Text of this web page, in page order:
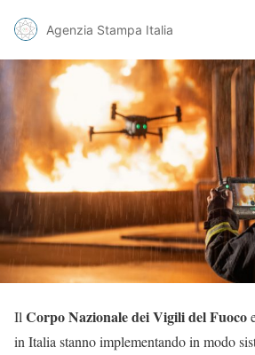
Agenzia Stampa Italia
IlCorpo Nazionale dei Vigili del Fuoco
in Italia stanno implementando in modo